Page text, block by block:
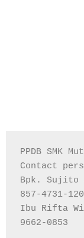
PPDB SMK
Contact
Bpk. Sujito
857-4731-
Ibu Rifta
9662-0853